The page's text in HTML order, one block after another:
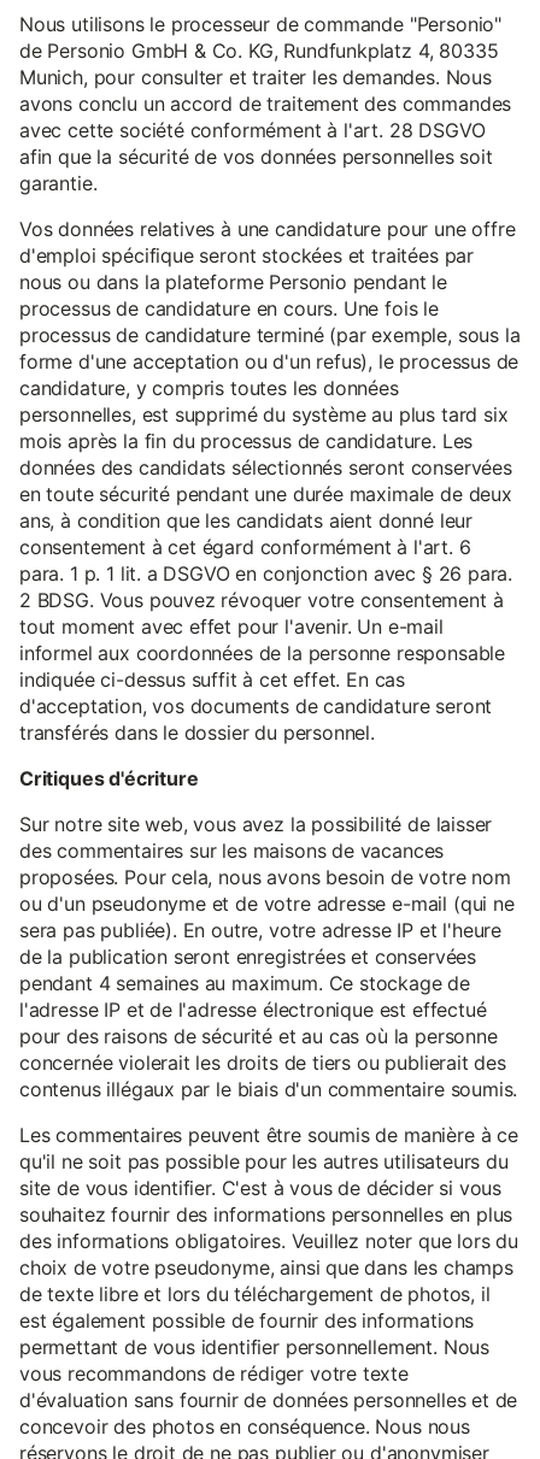
Nous utilisons le processeur de commande "Personio"
de Personio GmbH & Co. KG, Rundfunkplatz 4, 80335
Munich, pour consulter et traiter les demandes. Nous
avons conclu un accord de traitement des commandes
avec cette société conformément à l'art. 28 DSGVO
afin que la sécurité de vos données personnelles soit
garantie.
Vos données relatives à une candidature pour une offre
d'emploi spécifique seront stockées et traitées par
nous ou dans la plateforme Personio pendant le
processus de candidature en cours. Une fois le
processus de candidature terminé (par exemple, sous la
forme d'une acceptation ou d'un refus), le processus de
candidature, y compris toutes les données
personnelles, est supprimé du système au plus tard six
mois après la fin du processus de candidature. Les
données des candidats sélectionnés seront conservées
en toute sécurité pendant une durée maximale de deux
ans, à condition que les candidats aient donné leur
consentement à cet égard conformément à l'art. 6
para. 1 p. 1 lit. a DSGVO en conjonction avec § 26 para.
2 BDSG. Vous pouvez révoquer votre consentement à
tout moment avec effet pour l'avenir. Un e-mail
informel aux coordonnées de la personne responsable
indiquée ci-dessus suffit à cet effet. En cas
d'acceptation, vos documents de candidature seront
transférés dans le dossier du personnel.
Critiques d'écriture
Sur notre site web, vous avez la possibilité de laisser
des commentaires sur les maisons de vacances
proposées. Pour cela, nous avons besoin de votre nom
ou d'un pseudonyme et de votre adresse e-mail (qui ne
sera pas publiée). En outre, votre adresse IP et l'heure
de la publication seront enregistrées et conservées
pendant 4 semaines au maximum. Ce stockage de
l'adresse IP et de l'adresse électronique est effectué
pour des raisons de sécurité et au cas où la personne
concernée violerait les droits de tiers ou publierait des
contenus illégaux par le biais d'un commentaire soumis.
Les commentaires peuvent être soumis de manière à ce
qu'il ne soit pas possible pour les autres utilisateurs du
site de vous identifier. C'est à vous de décider si vous
souhaitez fournir des informations personnelles en plus
des informations obligatoires. Veuillez noter que lors du
choix de votre pseudonyme, ainsi que dans les champs
de texte libre et lors du téléchargement de photos, il
est également possible de fournir des informations
permettant de vous identifier personnellement. Nous
vous recommandons de rédiger votre texte
d'évaluation sans fournir de données personnelles et de
concevoir des photos en conséquence. Nous nous
réservons le droit de ne pas publier ou d'anonymiser